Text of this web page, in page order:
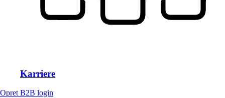
Karriere
Opret B2B login